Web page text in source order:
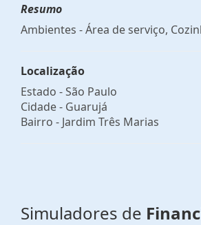
Resumo
Ambientes - Área de serviço,
Localização
Estado -São Paulo
Cidade - Guarujá
Bairro - Jardim Três Marias
Simuladores de